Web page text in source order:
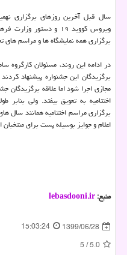
سال قبل آخرین روزهای برگزاری
ویروس کووید ۱۹ و
برگزاری همه نمایشگاه ها و مراسم های
در ادامه این روند، مسئولان
برگزیدگان این جشنواره پیشنهاد
مجازی اجرا شود اما علاقه
اختتامیه به تعویق بیفتد. ولی
برگزاری مراسم اختتامیه همانند سال
اعلام و جوایز بوسیله پست برای
منبع:lebasdooni.ir
1399/06/28
15:03:24
5.0
/
5